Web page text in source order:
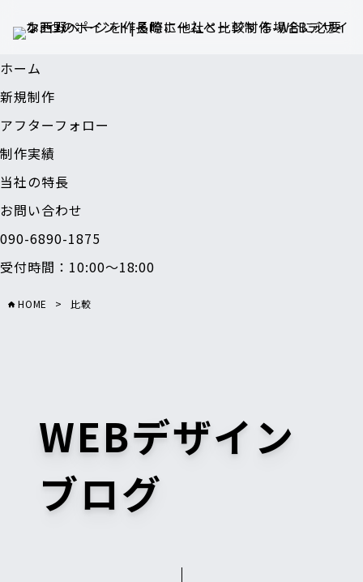
ホーム
新規制作
アフターフォロー
制作実績
当社の特長
お問い合わせ
090-6890-1875
受付時間：10:00～18:00
HOME > 比較
WEBデザイン
ブログ